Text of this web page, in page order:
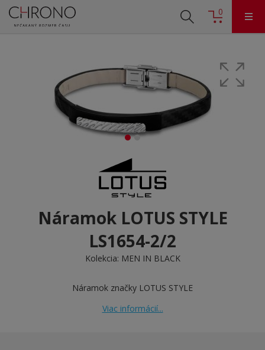
0
Náramok LOTUS STYLE
LS1654-2/2
Kolekcia: MEN IN BLACK
Náramok značky LOTUS STYLE
Viac informácií...